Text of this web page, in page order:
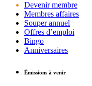
Devenir membre
Membres affaires
Souper annuel
Offres d’emploi
Bingo
Anniversaires
Émissions à venir